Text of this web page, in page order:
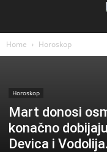
Home Horoskop
Horoskop
Mart donosi
konačno
Devica i Vodolija.